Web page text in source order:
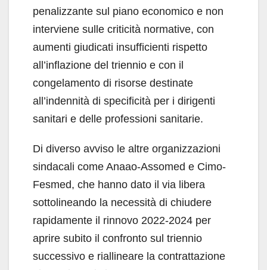
penalizzante sul piano economico e non
interviene sulle criticità normative, con
aumenti giudicati insufficienti rispetto
all’inflazione del triennio e con il
congelamento di risorse destinate
all’indennità di specificità per i dirigenti
sanitari e delle professioni sanitarie.
Di diverso avviso le altre organizzazioni
sindacali come Anaao-Assomed e Cimo-
Fesmed, che hanno dato il via libera
sottolineando la necessità di chiudere
rapidamente il rinnovo 2022-2024 per
aprire subito il confronto sul triennio
successivo e riallineare la contrattazione